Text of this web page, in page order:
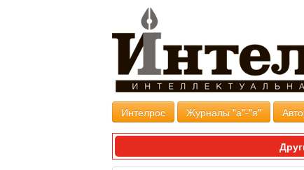
Интелрос Журналы "а"-"я"